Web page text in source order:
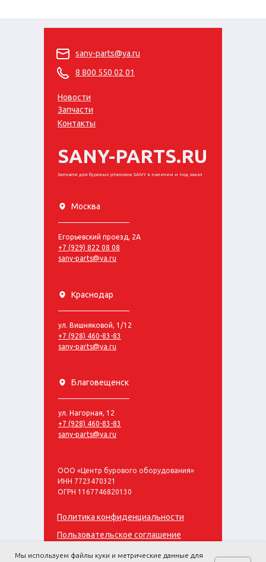
Мы используем файлы куки и метрические данные для
Москва
Егорьевский проезд, 2А
+7 (929) 822 08 08
sany-parts@ya.ru
ООО «Центр бурового оборудования»
ИНН 7723470321
ОГРН 1167746820130
© «ЦБО» 2016-
Благовещенск
ул. Нагорная, 12
+7 (928) 460-83-83
sany-parts@ya.ru
Политика конфиденциальности
Пользовательское соглашение
sany-parts@ya.ru
Контакты
8 800 550 02 01
Краснодар
ул. Вишняковой, 1/12
+7 (928) 460-83-83
sany-parts@ya.ru
Запчасти
Новости
SANY-PARTS.RU
Запчасти для буровых установок SANY в наличии и под заказ